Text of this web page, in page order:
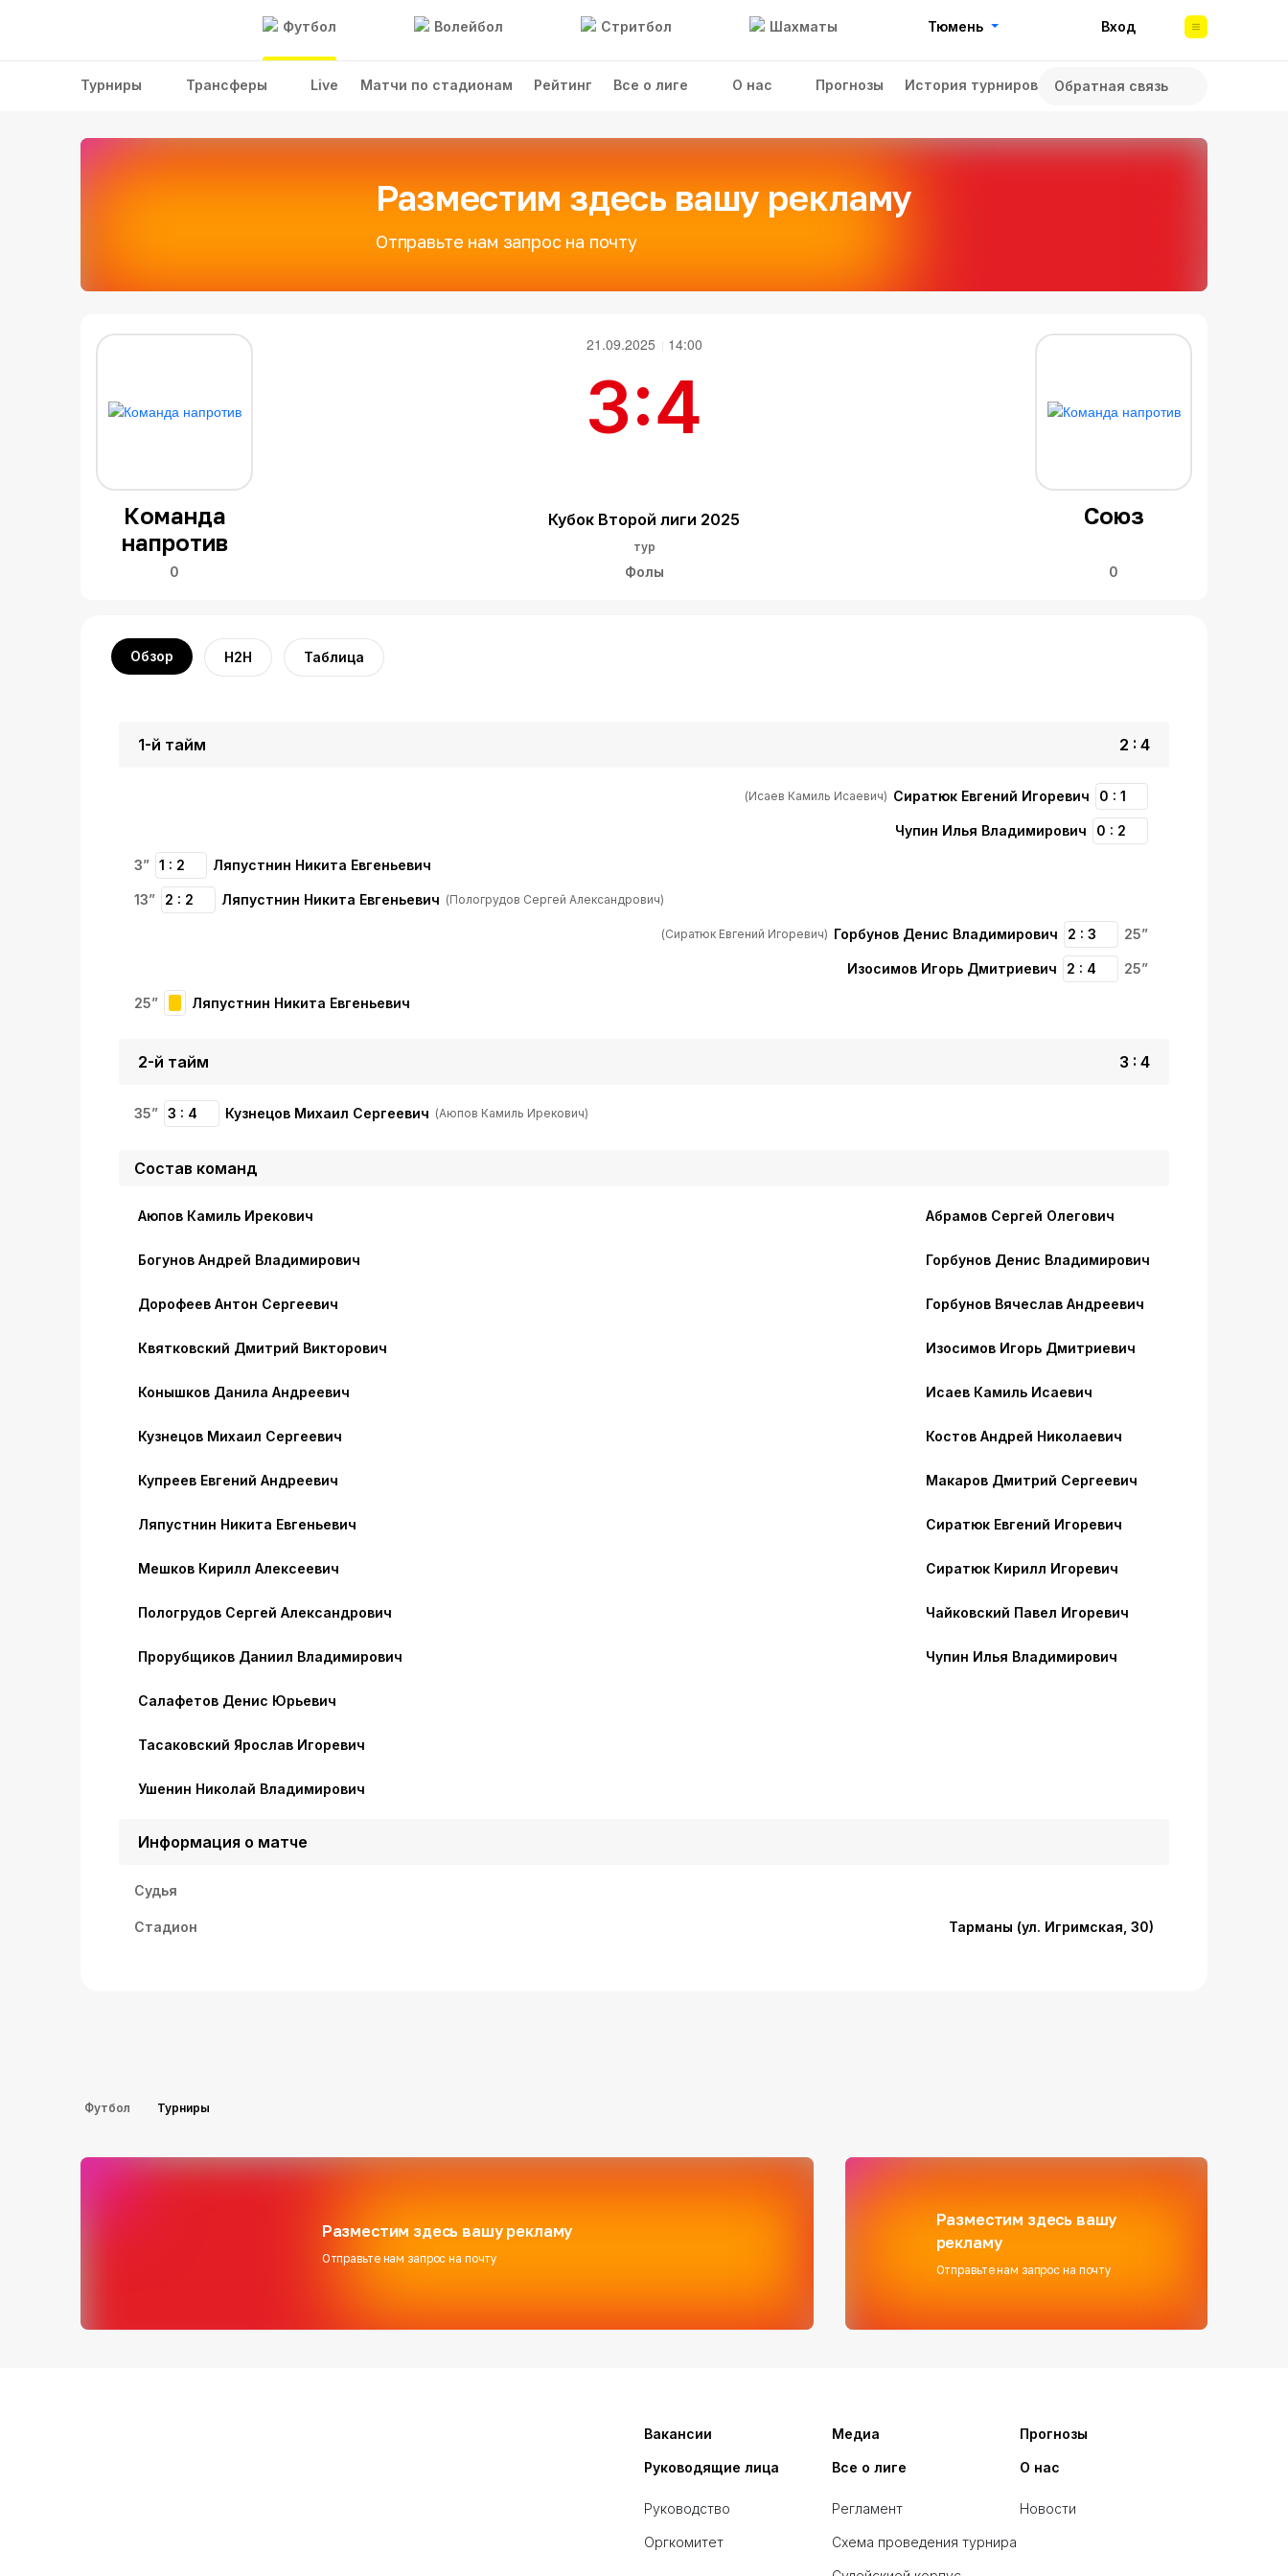
Футбол Волейбол Стритбол Шахматы Тюмень Вход
Турниры Трансферы Live Матчи по стадионам Рейтинг Все о лиге О нас Прогнозы История турниров Обратная связь
Футбол Турниры
Разместим здесь вашу рекламу
Отправьте нам запрос на почту
21.09.2025 14:00
Команда
напротив
Союз
3:4
Кубок Второй лиги 2025
тур
Фолы
0 0
Обзор H2H Таблица
0 : 1
Сиратюк Евгений Игоревич
(Исаев Камиль Исаевич)
0 : 2
Чупин Илья Владимирович
3” 1 : 2 Ляпустнин Никита Евгеньевич
13” 2 : 2 Ляпустнин Никита Евгеньевич (Пологрудов Сергей Александрович)
25”
2 : 3
Горбунов Денис Владимирович
(Сиратюк Евгений Игоревич)
25”
2 : 4
Изосимов Игорь Дмитриевич
25” Ляпустнин Никита Евгеньевич
1-й тайм 2 : 4
35” 3 : 4 Кузнецов Михаил Сергеевич (Аюпов Камиль Ирекович)
2-й тайм 3 : 4
Состав команд
Аюпов Камиль Ирекович
Богунов Андрей Владимирович
Дорофеев Антон Сергеевич
Квятковский Дмитрий Викторович
Конышков Данила Андреевич
Кузнецов Михаил Сергеевич
Купреев Евгений Андреевич
Ляпустнин Никита Евгеньевич
Мешков Кирилл Алексеевич
Пологрудов Сергей Александрович
Прорубщиков Даниил Владимирович
Салафетов Денис Юрьевич
Тасаковский Ярослав Игоревич
Ушенин Николай Владимирович
Абрамов Сергей Олегович
Горбунов Денис Владимирович
Горбунов Вячеслав Андреевич
Изосимов Игорь Дмитриевич
Исаев Камиль Исаевич
Костов Андрей Николаевич
Макаров Дмитрий Сергеевич
Сиратюк Евгений Игоревич
Сиратюк Кирилл Игоревич
Чайковский Павел Игоревич
Чупин Илья Владимирович
Информация о матче
Судья
Стадион Тарманы (ул. Игримская, 30)
Разместим здесь вашу рекламу
Отправьте нам запрос на почту
Разместим здесь вашу
рекламу
Отправьте нам запрос на почту
Все о лиге
Регламент
Схема проведения турнира
Медиа Прогнозы
О нас
Новости
Вакансии
Руководящие лица
Руководство
Оргкомитет